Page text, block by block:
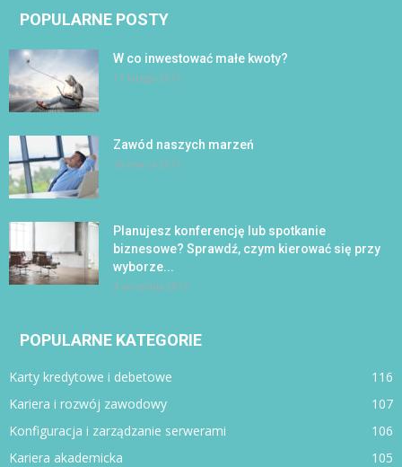
POPULARNE POSTY
W co inwestować małe kwoty?
17 lutego 2017
Zawód naszych marzeń
30 marca 2017
Planujesz konferencję lub spotkanie
biznesowe? Sprawdź, czym kierować się przy
wyborze...
4 września 2017
POPULARNE KATEGORIE
Karty kredytowe i debetowe
116
Kariera i rozwój zawodowy
107
Konfiguracja i zarządzanie serwerami
106
Kariera akademicka
105